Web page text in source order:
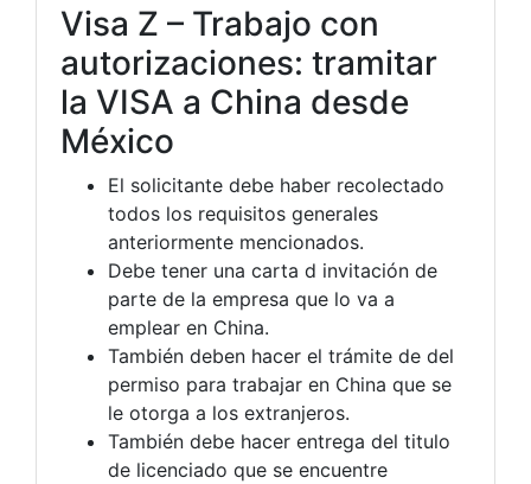
Visa Z – Trabajo con
autorizaciones: tramitar
la VISA a China desde
México
El solicitante debe haber recolectado
todos los requisitos generales
anteriormente mencionados.
Debe tener una carta d invitación de
parte de la empresa que lo va a
emplear en China.
También deben hacer el trámite de del
permiso para trabajar en China que se
le otorga a los extranjeros.
También debe hacer entrega del titulo
de licenciado que se encuentre